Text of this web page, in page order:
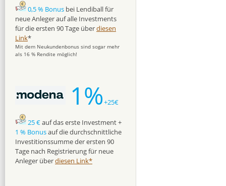
0,5 % Bonus bei Lendiball für
neue Anleger auf alle Investments
für die ersten 90 Tage überdiesen
Link*
Mit dem Neukundenbonus sind sogar mehr
als 16 % Rendite möglich!
1%+25€
25 €auf das erste Investment +
1 % Bonusauf die durchschnittliche
Investitionssumme der ersten 90
Tage nach Registrierung für neue
Anleger überdiesen Link*